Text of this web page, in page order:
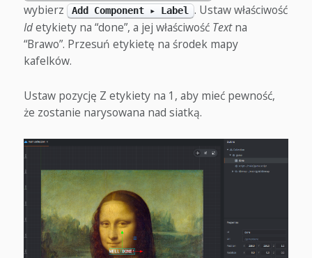
wybierz
Add Component ▸ Label
. Ustaw właściwość
Idetykiety na “done”, a jej właściwość Textna
“Brawo”. Przesuń etykietę na środek mapy
kafelków.
Ustaw pozycję Z etykiety na 1, aby mieć pewność,
że zostanie narysowana nad siatką.